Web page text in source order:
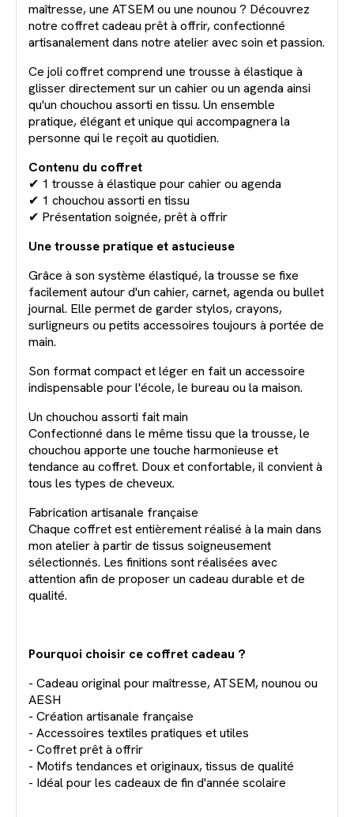
maîtresse, une ATSEM ou une nounou ? Découvrez
notre coffret cadeau prêt à offrir, confectionné
artisanalement dans notre atelier avec soin et passion.
Ce joli coffret comprend une trousse à élastique à
glisser directement sur un cahier ou un agenda ainsi
qu'un chouchou assorti en tissu. Un ensemble
pratique, élégant et unique qui accompagnera la
personne qui le reçoit au quotidien.
Contenu du coffret
✔ 1 trousse à élastique pour cahier ou agenda
✔ 1 chouchou assorti en tissu
✔ Présentation soignée, prêt à offrir
Une trousse pratique et astucieuse
Grâce à son système élastiqué, la trousse se fixe
facilement autour d'un cahier, carnet, agenda ou bullet
journal. Elle permet de garder stylos, crayons,
surligneurs ou petits accessoires toujours à portée de
main.
Son format compact et léger en fait un accessoire
indispensable pour l'école, le bureau ou la maison.
Un chouchou assorti fait main
Confectionné dans le même tissu que la trousse, le
chouchou apporte une touche harmonieuse et
tendance au coffret. Doux et confortable, il convient à
tous les types de cheveux.
Fabrication artisanale française
Chaque coffret est entièrement réalisé à la main dans
mon atelier à partir de tissus soigneusement
sélectionnés. Les finitions sont réalisées avec
attention afin de proposer un cadeau durable et de
qualité.
Pourquoi choisir ce coffret cadeau ?
- Cadeau original pour maîtresse, ATSEM, nounou ou
AESH
- Création artisanale française
- Accessoires textiles pratiques et utiles
- Coffret prêt à offrir
- Motifs tendances et originaux, tissus de qualité
- Idéal pour les cadeaux de fin d'année scolaire